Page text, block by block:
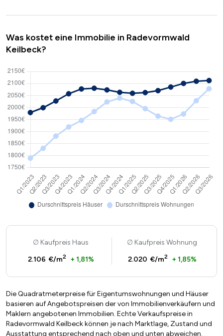
Was kostet eine Immobilie in Radevormwald
Keilbeck?
Kaufpreis Haus
2.106 €/m2 + 1,81%
Kaufpreis Wohnung
2.020 €/m2 + 1,85%
Die Quadratmeterpreise für Eigentumswohnungen und Häuser
basieren auf Angebotspreisen der von Immobilienverkäufern und
Maklern angebotenen Immobilien. Echte Verkaufspreise in
Radevormwald Keilbeck können je nach Marktlage, Zustand und
Ausstattung entsprechend nach oben und unten abweichen.